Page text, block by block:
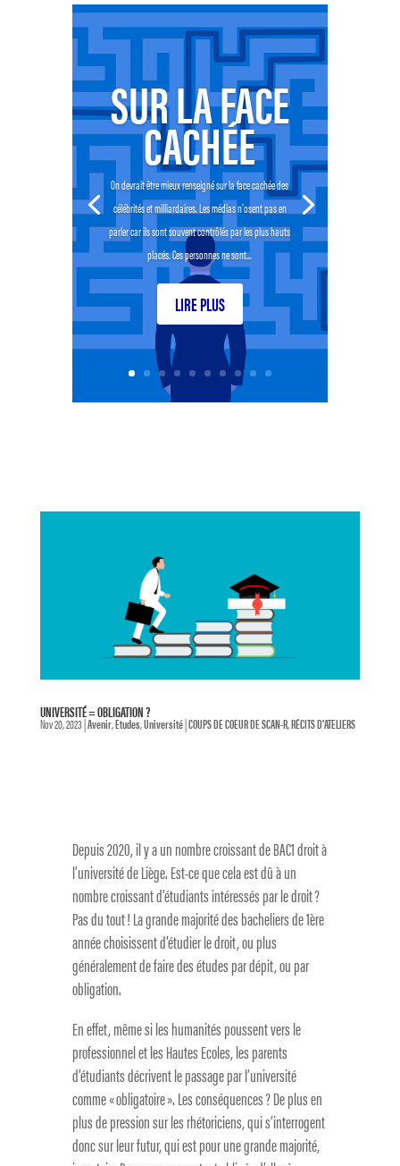
SUR LA FACE
CACHÉE
On devrait être mieux renseigné sur la face cachée des
célébrités et milliardaires. Les médias n’osent pas en
parler car ils sont souvent contrôlés par les plus hauts
placés. Ces personnes ne sont...
LIRE PLUS
UNIVERSITÉ = OBLIGATION ?
Nov 20, 2023|Avenir,Etudes,Université|COUPS DE COEUR DE SCAN-R,RÉCITS D'ATELIERS
Depuis 2020, il y a un nombre croissant de BAC1 droit à
l’université de Liège. Est-ce que cela est dû à un
nombre croissant d’étudiants intéressés par le droit ?
Pas du tout ! La grande majorité des bacheliers de 1ère
année choisissent d’étudier le droit, ou plus
généralement de faire des études par dépit, ou par
obligation.
En effet, même si les humanités poussent vers le
professionnel et les Hautes Ecoles, les parents
d’étudiants décrivent le passage par l’université
comme « obligatoire ». Les conséquences ? De plus en
plus de pression sur les rhétoriciens, qui s’interrogent
donc sur leur futur, qui est pour une grande majorité,